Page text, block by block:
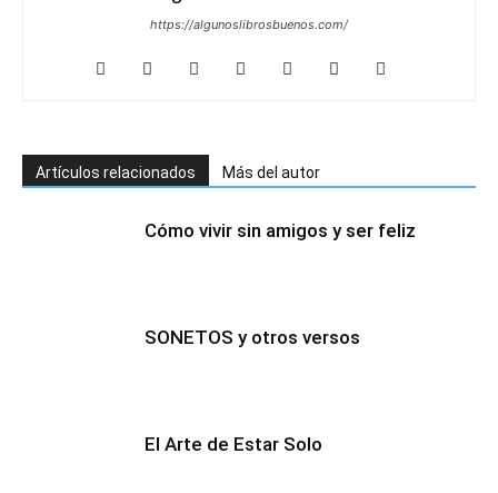
https://algunoslibrosbuenos.com/
Artículos relacionados Más del autor
Cómo vivir sin amigos y ser feliz
SONETOS y otros versos
El Arte de Estar Solo